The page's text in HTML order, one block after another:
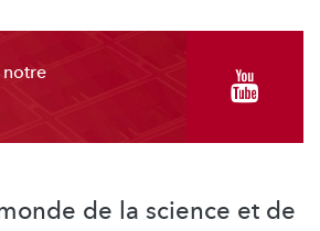
notre
de la science et de